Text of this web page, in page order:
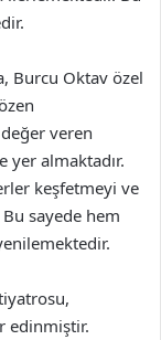
Burcu Oktav özel
veren
yer almaktadır.
keşfetmeyi ve
sayede hem
edinmiştir.